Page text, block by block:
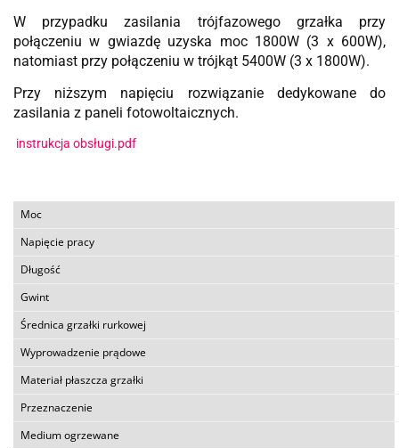
W przypadku zasilania trójfazowego grzałka przy
połączeniu w gwiazdę uzyska moc 1800W (3 x 600W),
natomiast przy połączeniu w trójkąt 5400W (3 x 1800W).
Przy niższym napięciu rozwiązanie dedykowane do
zasilania z paneli fotowoltaicznych.
instrukcja obsługi.pdf
Moc
Napięcie pracy
Długość
Gwint
Średnica grzałki rurkowej
Wyprowadzenie prądowe
Materiał płaszcza grzałki
Przeznaczenie
Medium ogrzewane